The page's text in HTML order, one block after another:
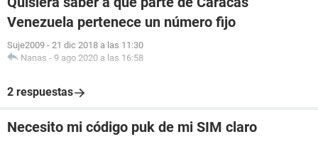
Venezuela pertenece un número fijo
Suje2009 - 21 dic 2018 a las 11:30
Nanas - 9 ago 2020 a las 16:58
2 respuestas
Necesito mi código puk de mi SIM claro